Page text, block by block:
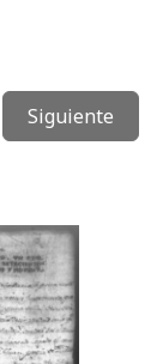
Siguiente